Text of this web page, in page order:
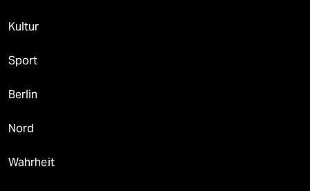
Kultur
Sport
Berlin
Nord
Wahrheit